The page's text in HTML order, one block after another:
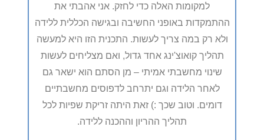
למקומות האלה כדי לחזק. אני אהבתי את
ההתמקדות באופני החשיבה ובגישה הכללית ללידה
ולא רק במה צריך לעשות. התכנית הזו היא למעשה
תהליך קואוצ'ינג אחד גדול, ואם מצליחים לעשות
שינוי מחשבתי אמיתי – מן הסתם הוא ישאר גם
לאחר הלידה וגם יתרחב לדפוסים מחשבתיים
דומים. וטוב שכך :) זאת היתה זריקת שפיות לכל
תהליך ההריון וההכנה ללידה.